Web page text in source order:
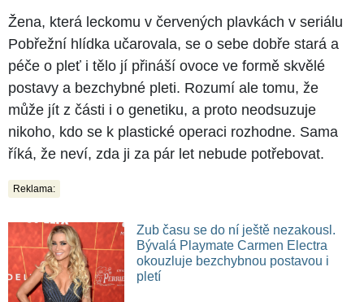
Žena, která leckomu v červených plavkách v seriálu
Pobřežní hlídka učarovala, se o sebe dobře stará a
péče o pleť i tělo jí přináší ovoce ve formě skvělé
postavy a bezchybné pleti. Rozumí ale tomu, že
může jít z části i o genetiku, a proto neodsuzuje
nikoho, kdo se k plastické operaci rozhodne. Sama
říká, že neví, zda ji za pár let nebude potřebovat.
Reklama:
Zub času se do ní ještě nezakousl.
Bývalá Playmate Carmen Electra
okouzluje bezchybnou postavou i
pletí